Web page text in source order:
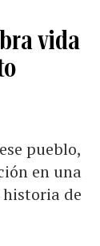
vida
pueblo,
en una
de